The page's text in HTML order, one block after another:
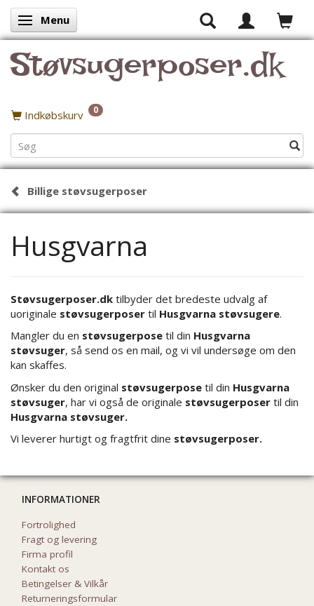
Skifte navigation
Menu
Støvsugerposer.dk
Indkøbskurv 0
Billige støvsugerposer
Husgvarna
Støvsugerposer.dk tilbyder det bredeste udvalg af
uoriginale støvsugerposer til Husgvarna støvsugere.
Mangler du en støvsugerpose til din Husgvarna
støvsuger, så send os en mail, og vi vil undersøge om den
kan skaffes.
Ønsker du den original støvsugerpose til din Husgvarna
støvsuger, har vi også de originale støvsugerposer til din
Husgvarna støvsuger.
Vi leverer hurtigt og fragtfrit dine støvsugerposer.
INFORMATIONER
Fortrolighed
Fragt og levering
Firma profil
Kontakt os
Betingelser & Vilkår
Returneringsformular